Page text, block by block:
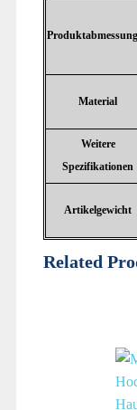
Material
Weitere
Spezifikationen
Artikelgewicht
Related